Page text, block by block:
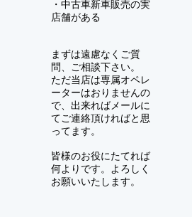
​・中古車新車販売の実
店舗がある
まずは遠慮なくご質
問、ご相談下さい。
ただ当店は専属オペレ
ーターはおりませんの
で、出来ればメールに
てご連絡頂ければと思
ってます。
皆様のお役にたてれば
何よりです。よろしく
お願いいたします。